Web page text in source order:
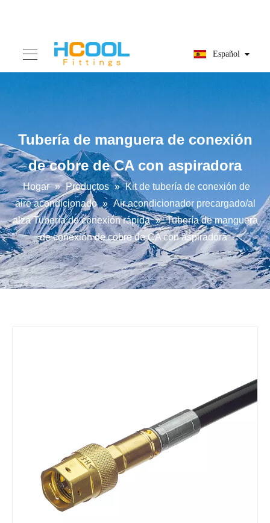
Español
Tubería de manguera de conexión
de cobre de CA con aspiradora
Hogar » Productos » Kit de tubería de conexión de
aire acondicionado » Air acondicionador precargado/al
alza Tubería de conexión rápida » Tubería de manguera
de conexión de cobre de CA con aspiradora